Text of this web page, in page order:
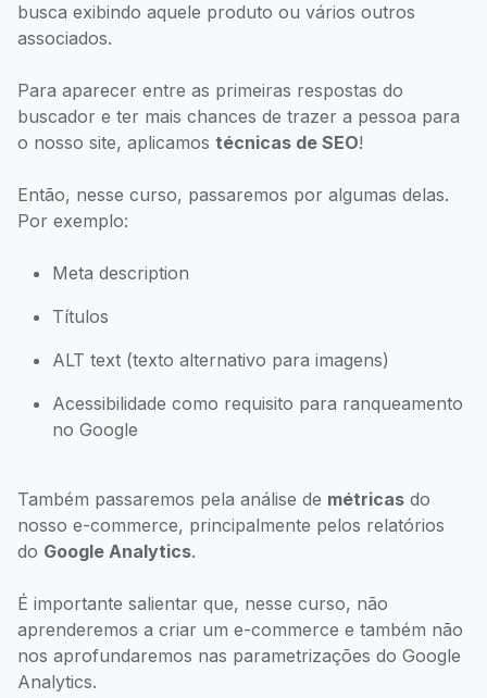
busca exibindo aquele produto ou vários outros
associados.
Para aparecer entre as primeiras respostas do
buscador e ter mais chances de trazer a pessoa para
o nosso site, aplicamos técnicas de SEO!
Então, nesse curso, passaremos por algumas delas.
Por exemplo:
Meta description
Títulos
ALT text (texto alternativo para imagens)
Acessibilidade como requisito para ranqueamento
no Google
Também passaremos pela análise de métricas do
nosso e-commerce, principalmente pelos relatórios
do Google Analytics.
É importante salientar que, nesse curso, não
aprenderemos a criar um e-commerce e também não
nos aprofundaremos nas parametrizações do Google
Analytics.